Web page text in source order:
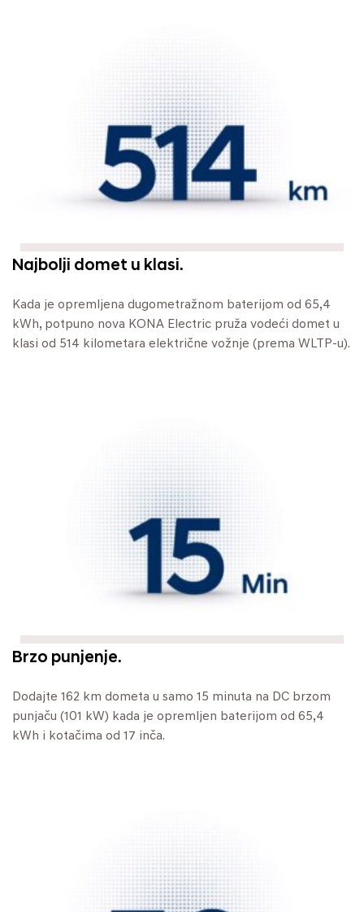
Najbolji domet u klasi.
Kada je opremljena dugometražnom baterijom od 65,4
kWh, potpuno nova KONA Electric pruža vodeći domet u
klasi od 514 kilometara električne vožnje (prema WLTP-u).
Brzo punjenje.
Dodajte 162 km dometa u samo 15 minuta na DC brzom
punjaču (101 kW) kada je opremljen baterijom od 65,4
kWh i kotačima od 17 inča.